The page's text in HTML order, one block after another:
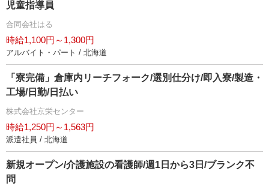
児童指導員
合同会社はる
時給1,100円～1,300円
アルバイト・パート / 北海道
「寮完備」倉庫内リーチフォーク/選別仕分け/即入寮/製造・
工場/日勤/日払い
株式会社京栄センター
時給1,250円～1,563円
派遣社員 / 北海道
新規オープン/介護施設の看護師/週1日から3日/ブランク不
問